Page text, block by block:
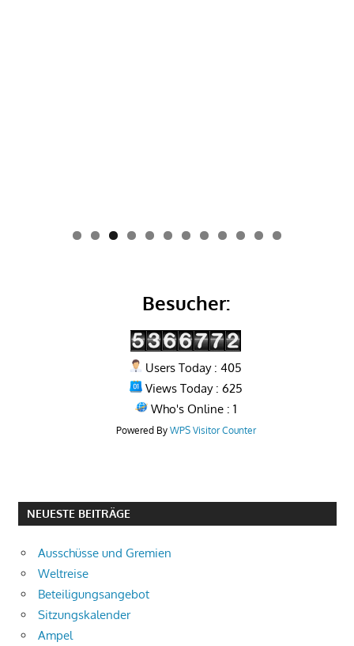
0 1 2
Besucher:
Users Today : 405
Views Today : 625
Who's Online : 1
Powered By WPS Visitor Counter
NEUESTE BEITRÄGE
Ausschüsse und Gremien
Weltreise
Beteiligungsangebot
Sitzungskalender
Ampel